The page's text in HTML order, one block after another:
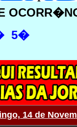
5�
14 de